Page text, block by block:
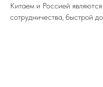
Китаем и Россией
сотрудничества, быстрой